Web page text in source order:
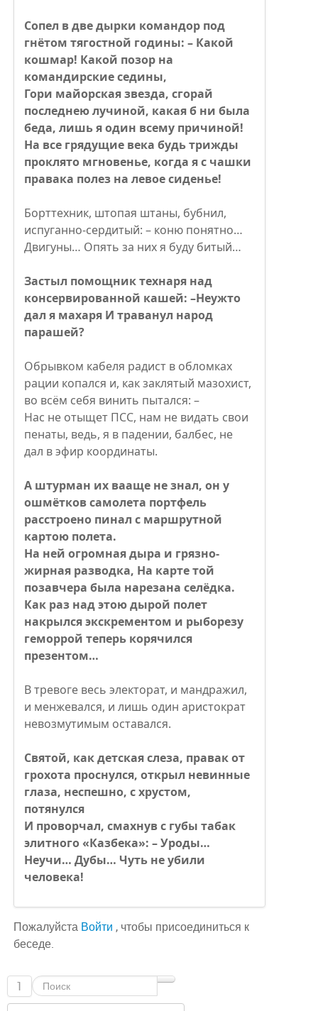
Сопел в две дырки командор под
гнётом тягостной годины: – Какой
кошмар! Какой позор на
командирские седины,
Гори майорская звезда, сгорай
последнею лучиной, какая б ни была
беда, лишь я один всему причиной!
На все грядущие века будь трижды
проклято мгновенье, когда я с чашки
правака полез на левое сиденье!
Борттехник, штопая штаны, бубнил,
испуганно-сердитый: – коню понятно…
Двигуны… Опять за них я буду битый…
Застыл помощник технаря над
консервированной кашей: –Неужто
дал я махаря И траванул народ
парашей?
Обрывком кабеля радист в обломках
рации копался и, как заклятый мазохист,
во всём себя винить пытался: –
Нас не отыщет ПСС, нам не видать свои
пенаты, ведь, я в падении, балбес, не
дал в эфир координаты.
А штурман их вааще не знал, он у
ошмётков самолета портфель
расстроено пинал с маршрутной
картою полета.
На ней огромная дыра и грязно-
жирная разводка, На карте той
позавчера была нарезана селёдка.
Как раз над этою дырой полет
накрылся экскрементом и рыборезу
геморрой теперь корячился
презентом…
В тревоге весь электорат, и мандражил,
и менжевался, и лишь один аристократ
невозмутимым оставался.
Святой, как детская слеза, правак от
грохота проснулся, открыл невинные
глаза, неспешно, с хрустом,
потянулся
И проворчал, смахнув с губы табак
элитного «Казбека»: – Уроды…
Неучи… Дубы… Чуть не убили
человека!
Пожалуйста Войти , чтобы присоединиться к
беседе.
1